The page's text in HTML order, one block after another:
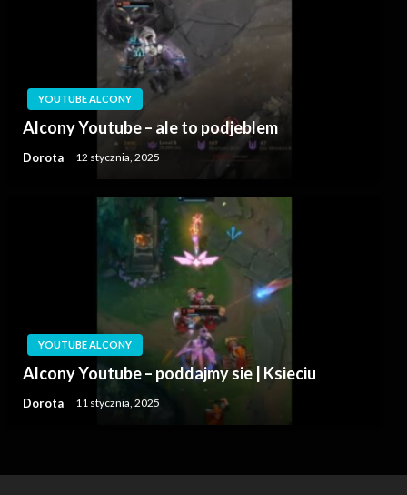
YOUTUBE ALCONY
Alcony Youtube – ale to podjeblem
Dorota 12 stycznia, 2025
YOUTUBE ALCONY
Alcony Youtube – poddajmy sie | Ksieciu
Dorota 11 stycznia, 2025